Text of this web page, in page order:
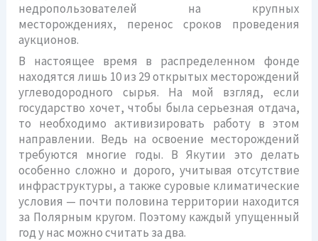
недропользователей на крупных
месторождениях, перенос сроков проведения
аукционов.
В настоящее время в распределенном фонде
находятся лишь 10 из 29 открытых месторождений
углеводородного сырья. На мой взгляд, если
государство хочет, чтобы была серьезная отдача,
то необходимо активизировать работу в этом
направлении. Ведь на освоение месторождений
требуются многие годы. В Якутии это делать
особенно сложно и дорого, учитывая отсутствие
инфраструктуры, а также суровые климатические
условия — почти половина территории находится
за Полярным кругом. Поэтому каждый упущенный
год у нас можно считать за два.